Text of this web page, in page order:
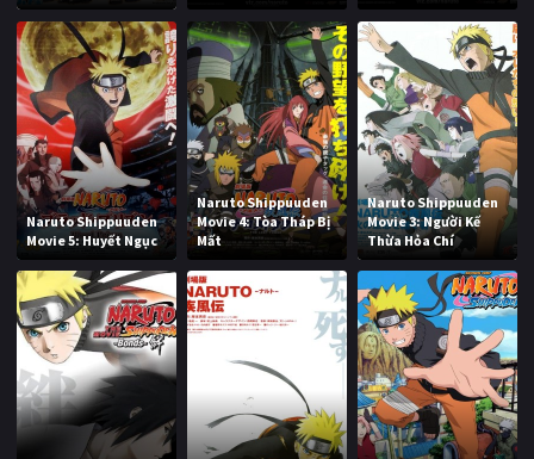
Naruto Shippuuden
Movie 5: Huyết Ngục
Naruto Shippuuden
Movie 4: Tòa Tháp Bị
Mất
Naruto Shippuuden
Movie 3: Người Kế
Thừa Hỏa Chí